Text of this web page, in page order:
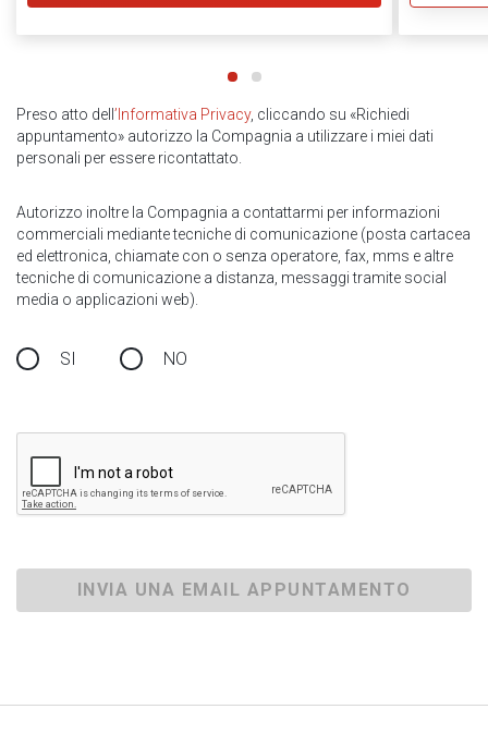
Preso atto dell ’Informativa Privacy, cliccando su «Richiedi
appuntamento» autorizzo la Compagnia a utilizzare i miei dati
personali per essere ricontattato.
Autorizzo inoltre la Compagnia a contattarmi per informazioni
commerciali mediante tecniche di comunicazione (posta cartacea
ed elettronica, chiamate con o senza operatore, fax, mms e altre
tecniche di comunicazione a distanza, messaggi tramite social
media o applicazioni web).
SI NO
INVIA UNA EMAIL APPUNTAMENTO